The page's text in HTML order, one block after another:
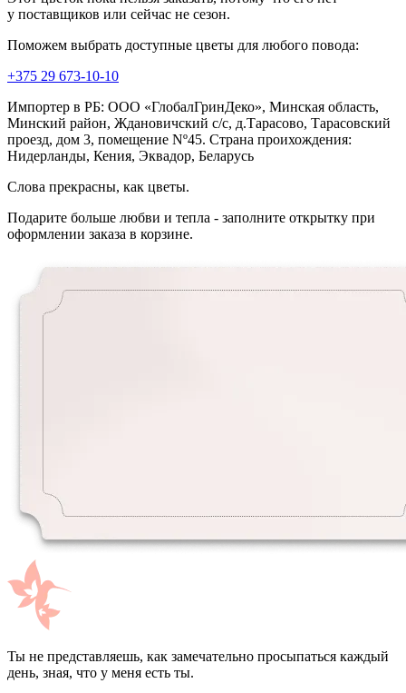
у поставщиков или сейчас не сезон.
Поможем выбрать доступные цветы для любого повода:
+375 29 673-10-10
Импортер в РБ: ООО «ГлобалГринДеко», Минская область,
Минский район, Ждановичский с/с, д.Тарасово, Тарасовский
проезд, дом 3, помещение Nº45. Страна проихождения:
Нидерланды, Кения, Эквадор, Беларусь
Слова прекрасны, как цветы.
Подарите больше любви и тепла - заполните открытку при
оформлении заказа в корзине.
Ты не представляешь, как замечательно просыпаться каждый
день, зная, что у меня есть ты.